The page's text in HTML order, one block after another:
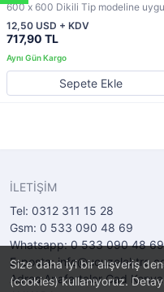
Size daha iyi bir alışveriş
(cookies) kullanıyoruz.
600 x 600 Dikili Tip modeline
717,90 TL
12,50 USD + KDV
Sepete Ekle
İLETİŞİM
Tel: 0312 311 15 28
Gsm: 0 533 090 48 69
Whatsapp: 0 533 090 48 69
E-posta:
Adres:Anafartalar Cad